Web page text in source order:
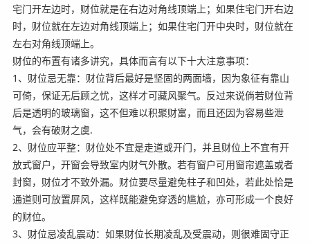
宅门开左边时，财位就是在右边对角线顶端上；如果住宅门开右边
时，财位就在左边对角线顶端上；如果住宅门开中央时，财位就在
左右对角线顶端上。
财位的布置有诸多讲究，具体而言有以下十大注意事项：
1、财位忌无靠：财位背后最好是坚固的两面墙，因为象征有靠山
可倚，保证无后顾之忧，这样才可藏风聚气。反过来说倘若财位背
后是透明的玻璃窗，这不但难以积聚财富，而且还因为容易些泄
气，会有破财之虞.
2、财位应平整：财位处不宜是走道或开门，并且财位上不宜有开
放式窗户，开窗会导致室内财气外散。若有窗户可用窗帘遮盖或者
封窗，财位才不致外漏。财位要尽量避免柱子和凹处，若此处恰是
通道则可放置屏风，这样既能避免穿透的尴尬，亦可形成一个良好
的财位。
3、财位忌凌乱震动：如果财位长期凌乱及受震动，则很难固守正